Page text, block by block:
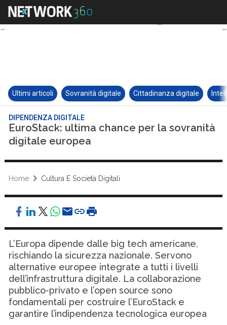
Ultimi articoli Sovranità digitale Cittadinanza digitale
DIPENDENZA DIGITALE
EuroStack: ultima chance per la sovranità
digitale europea
Home Cultura E Società Digitali
L’Europa dipende dalle big tech americane,
rischiando la sicurezza nazionale. Servono
alternative europee integrate a tutti i livelli
dell’infrastruttura digitale. La collaborazione
pubblico-privato e l’open source sono
fondamentali per costruire l’EuroStack e
garantire l’indipendenza tecnologica europea